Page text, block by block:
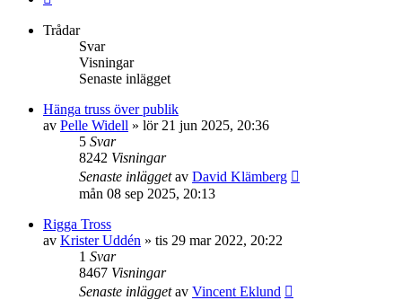
Trådar
Svar
Visningar
Senaste inlägget
Hänga truss över publik
av Pelle Widell » lör 21 jun 2025, 20:36
5 Svar
8242 Visningar
Senaste inläggetav David Klämberg
mån 08 sep 2025, 20:13
Rigga Tross
av Krister Uddén » tis 29 mar 2022, 20:22
1 Svar
8467 Visningar
Senaste inläggetav Vincent Eklund